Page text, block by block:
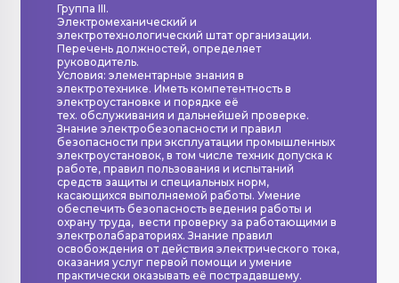
Группа III.
Электромеханический и
электротехнологический штат организации.
Перечень должностей, определяет
руководитель.
Условия: элементарные знания в
электротехнике. Иметь компетентность в
электроустановке и порядке её
тех. обслуживания и дальнейшей проверке.
Знание электробезопасности и правил
безопасности при эксплуатации промышленных
электроустановок, в том числе техник допуска к
работе, правил пользования и испытаний
средств защиты и специальных норм,
касающихся выполняемой работы. Умение
обеспечить безопасность ведения работы и
охрану труда, вести проверку за работающими в
электролабараториях. Знание правил
освобождения от действия электрического тока,
оказания услуг первой помощи и умение
практически оказывать её пострадавшему.